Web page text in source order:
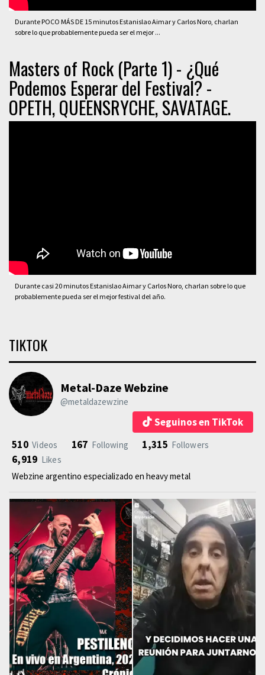
Durante POCO MÁS DE 15 minutos Estanislao Aimar y Carlos Noro, charlan
sobre lo que probablemente pueda ser el mejor ...
Masters of Rock (Parte 1) - ¿Qué
Podemos Esperar del Festival? -
OPETH, QUEENSRYCHE, SAVATAGE.
Durante casi 20 minutos Estanislao Aimar y Carlos Noro, charlan sobre lo que
probablemente pueda ser el mejor festival del año.
TIKTOK
Metal-Daze Webzine
@metaldazewzine
Seguinos en TikTok
510 Videos 167 Following 1,315 Followers
6,919 Likes
Webzine argentino especializado en heavy metal